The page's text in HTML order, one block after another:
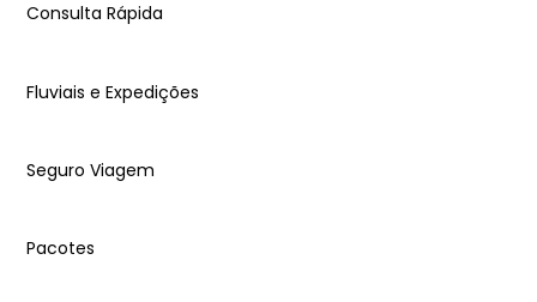
Consulta Rápida
Fluviais e Expedições
Seguro Viagem
Pacotes